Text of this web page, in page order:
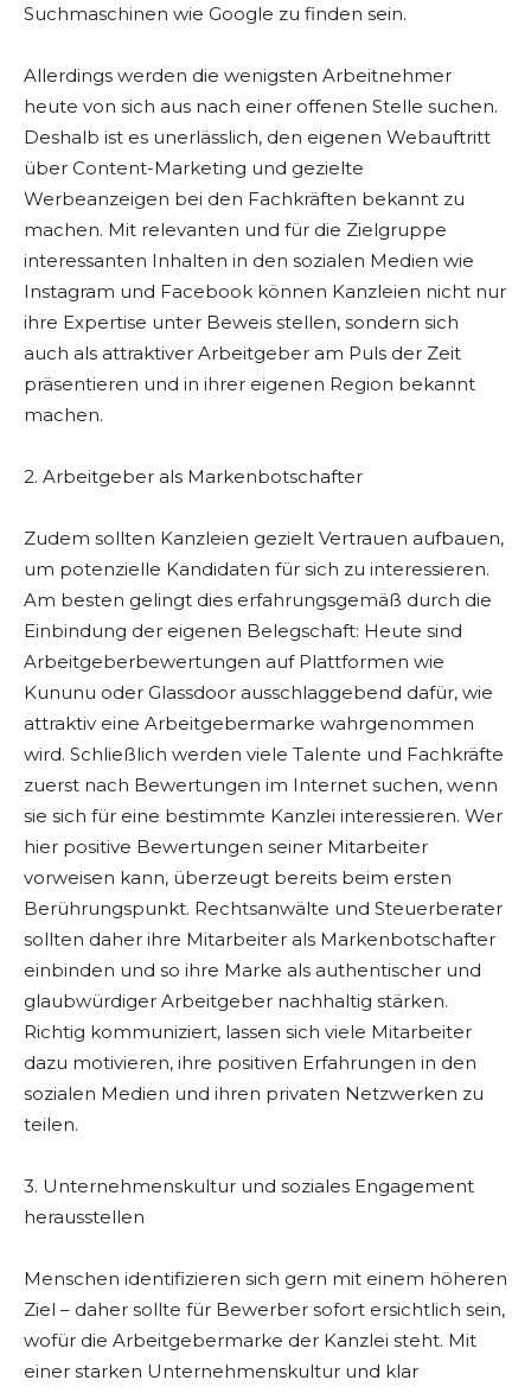
Suchmaschinen wie Google zu finden sein.
Allerdings werden die wenigsten Arbeitnehmer
heute von sich aus nach einer offenen Stelle suchen.
Deshalb ist es unerlässlich, den eigenen Webauftritt
über Content-Marketing und gezielte
Werbeanzeigen bei den Fachkräften bekannt zu
machen. Mit relevanten und für die Zielgruppe
interessanten Inhalten in den sozialen Medien wie
Instagram und Facebook können Kanzleien nicht nur
ihre Expertise unter Beweis stellen, sondern sich
auch als attraktiver Arbeitgeber am Puls der Zeit
präsentieren und in ihrer eigenen Region bekannt
machen.
2. Arbeitgeber als Markenbotschafter
Zudem sollten Kanzleien gezielt Vertrauen aufbauen,
um potenzielle Kandidaten für sich zu interessieren.
Am besten gelingt dies erfahrungsgemäß durch die
Einbindung der eigenen Belegschaft: Heute sind
Arbeitgeberbewertungen auf Plattformen wie
Kununu oder Glassdoor ausschlaggebend dafür, wie
attraktiv eine Arbeitgebermarke wahrgenommen
wird. Schließlich werden viele Talente und Fachkräfte
zuerst nach Bewertungen im Internet suchen, wenn
sie sich für eine bestimmte Kanzlei interessieren. Wer
hier positive Bewertungen seiner Mitarbeiter
vorweisen kann, überzeugt bereits beim ersten
Berührungspunkt. Rechtsanwälte und Steuerberater
sollten daher ihre Mitarbeiter als Markenbotschafter
einbinden und so ihre Marke als authentischer und
glaubwürdiger Arbeitgeber nachhaltig stärken.
Richtig kommuniziert, lassen sich viele Mitarbeiter
dazu motivieren, ihre positiven Erfahrungen in den
sozialen Medien und ihren privaten Netzwerken zu
teilen.
3. Unternehmenskultur und soziales Engagement
herausstellen
Menschen identifizieren sich gern mit einem höheren
Ziel – daher sollte für Bewerber sofort ersichtlich sein,
wofür die Arbeitgebermarke der Kanzlei steht. Mit
einer starken Unternehmenskultur und klar